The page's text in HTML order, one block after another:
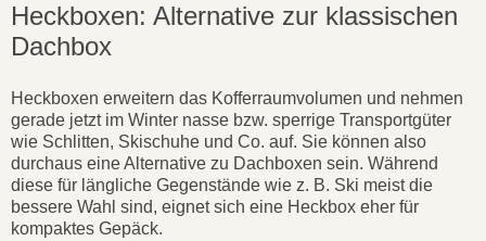
Heckboxen: Alternative zur klassischen
Dachbox
Heckboxen erweitern das Kofferraumvolumen und nehmen
gerade jetzt im Winter nasse bzw. sperrige Transportgüter
wie Schlitten, Skischuhe und Co. auf. Sie können also
durchaus eine Alternative zu Dachboxen sein. Während
diese für längliche Gegenstände wie z. B. Ski meist die
bessere Wahl sind, eignet sich eine Heckbox eher für
kompaktes Gepäck.